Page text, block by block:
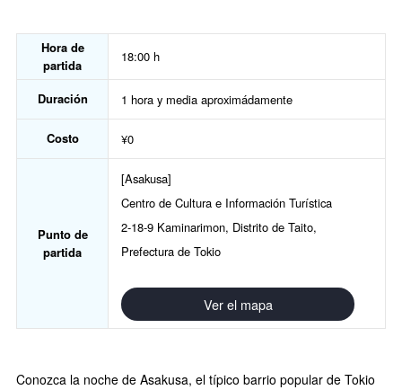
Hora de
partida
18:00 h
Duración 1 hora y media aproximádamente
Costo ¥0
Punto de
partida
[Asakusa]
Centro de Cultura e Información Turística
2-18-9 Kaminarimon, Distrito de Taito,
Prefectura de Tokio
Ver el mapa
Conozca la noche de Asakusa, el típico barrio popular de Tokio